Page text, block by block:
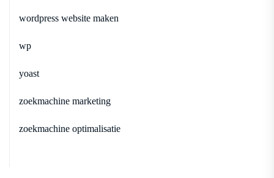
wordpress website maken
wp
yoast
zoekmachine marketing
zoekmachine optimalisatie